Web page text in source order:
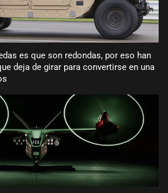
es que son redondas, por eso han
deja de girar para convertirse en una